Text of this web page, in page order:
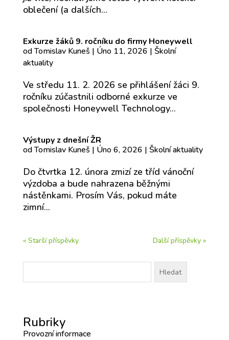
oblečení (a dalších...
Exkurze žáků 9. ročníku do firmy Honeywell
odTomislav Kuneš | Úno 11, 2026 | Školní
aktuality
Ve středu 11. 2. 2026 se přihlášení žáci 9.
ročníku zúčastnili odborné exkurze ve
společnosti Honeywell Technology...
Výstupy z dnešní ŽR
odTomislav Kuneš | Úno 6, 2026 | Školní aktuality
Do čtvrtka 12. února zmizí ze tříd vánoční
výzdoba a bude nahrazena běžnými
nástěnkami. Prosím Vás, pokud máte
zimní...
« Starší příspěvky Další příspěvky »
Vyhledávání
Rubriky
Provozní informace